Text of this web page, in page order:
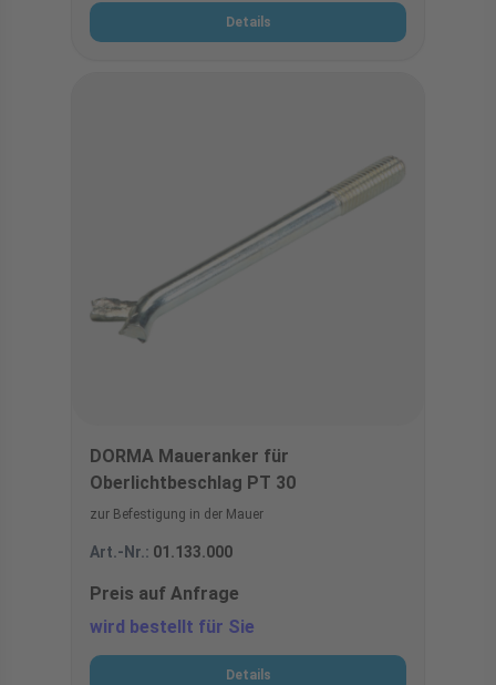
Details
DORMA Maueranker für
Oberlichtbeschlag PT 30
zur Befestigung in der Mauer
Art.-Nr.: 01.133.000
Preis auf Anfrage
wird bestellt für Sie
Details